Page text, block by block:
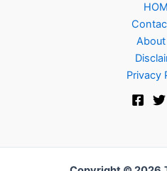
Privacy